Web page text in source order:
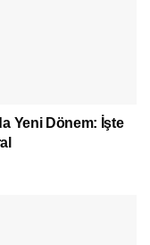
Yeni Dönem: İşte